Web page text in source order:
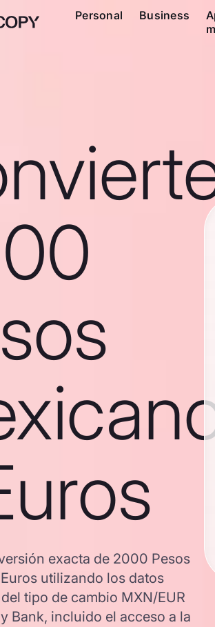
Personal Business
exacta de 2000 Pesos
utilizando los datos
tipo de cambio MXN/EUR
Bank, incluido el acceso a la